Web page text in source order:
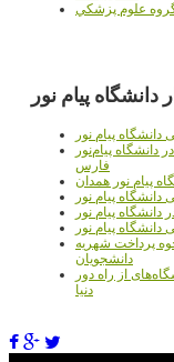
علوم پزشکي
دانشگاه پیام نور
پیام نور
پیام‌نور
فارس
پیام نور همدان
پیام نور
پیام نور
پرداخت شهریه
دانشجویان
از راه دور
دنیا